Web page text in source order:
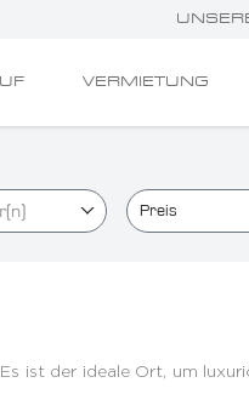
VERMIETUNG
Preis
ist der ideale Ort, um